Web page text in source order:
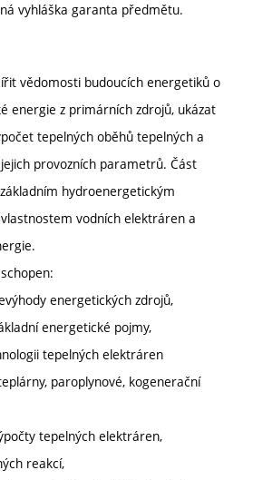
vyhláška garanta předmětu.
vědomosti budoucích energetiků o
energie z primárních zdrojů, ukázat
tepelných oběhů tepelných a
provozních parametrů. Část
hydroenergetickým
vodních elektráren a
energetických zdrojů,
energetické pojmy,
tepelných elektráren
paroplynové, kogenerační
tepelných elektráren,
reakcí,